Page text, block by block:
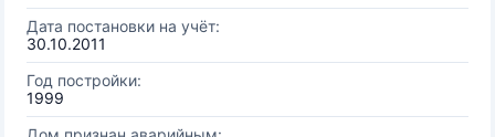
Дата постановки на учёт:
30.10.2011
Год постройки:
1999